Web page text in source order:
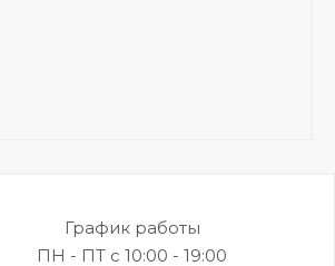
График работы
ПН - ПТ с 10:00 - 19:00